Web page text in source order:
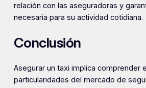
relación con las aseguradoras y
necesaria para su actividad cotidiana.
Conclusión
Asegurar un taxi implica comprender
particularidades del mercado de